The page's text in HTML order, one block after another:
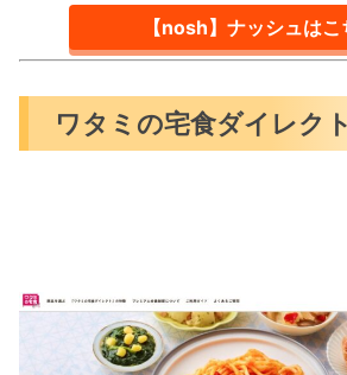
【nosh】ナッシュはこ
ワタミの宅食ダイレクト